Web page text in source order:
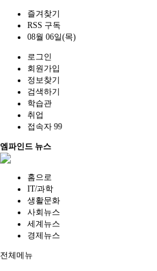
즐겨찾기
RSS 구독
08월 06일(목)
로그인
회원가입
정보찾기
검색하기
학습관
취업
접속자 99
엠파인드 뉴스
홈으로
IT/과학
생활문화
사회뉴스
세계뉴스
경제뉴스
전체메뉴